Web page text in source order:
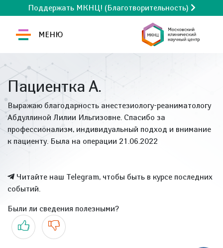
Поддержать МКНЦ! (Благотворительность)
МЕНЮ
Пациентка А.
Выражаю благодарность анестезиологу-реаниматологу
Абдуллиной Лилии Ильгизовне. Спасибо за
профессионализм, индивидуальный подход и внимание
к пациенту. Была на операции 21.06.2022
Читайте наш Telegram, чтобы быть в курсе последних
событий.
Были ли сведения полезными?
Да Нет